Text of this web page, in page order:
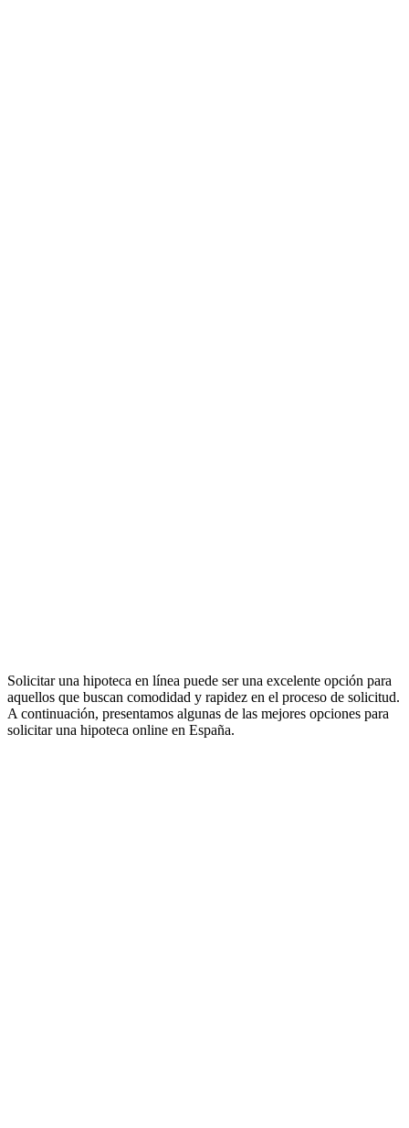
Solicitar una hipoteca en línea puede ser una excelente opción para
aquellos que buscan comodidad y rapidez en el proceso de solicitud.
A continuación, presentamos algunas de las mejores opciones para
solicitar una hipoteca online en España.